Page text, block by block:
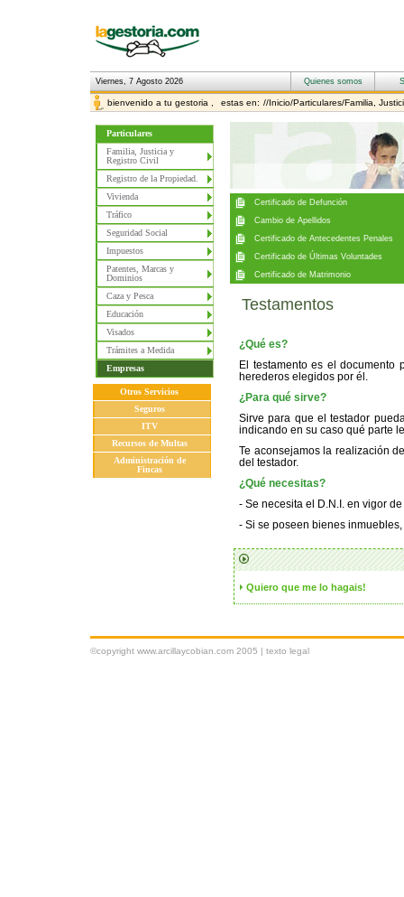
Viernes, 7 Agosto 2026
bienvenido a tu gestoria , estas en: //Inicio/Particulares/Familia,
Particulares
Familia, Justicia y
Registro Civil
Registro de la Propiedad.
Vivienda
Tráfico
Seguridad Social
Impuestos
Patentes, Marcas y
Dominios
Caza y Pesca
Educación
Visados
Trámites a Medida
Empresas
Otros Servicios
Seguros
ITV
Recursos de Multas
Administración de
Fincas
Familia, Justicia
Testamentos
¿Qué es?
El testamento es el
herederos elegidos por él.
¿Para qué sirve?
Sirve para que el testador
indicando en su caso qué parte
Te aconsejamos la realización
del testador.
¿Qué necesitas?
- Se necesita el D.N.I. en vigor
- Si se poseen bienes
Quiero que me lo hagais!
©copyright www.arcillaycobian.com 2005 | texto legal